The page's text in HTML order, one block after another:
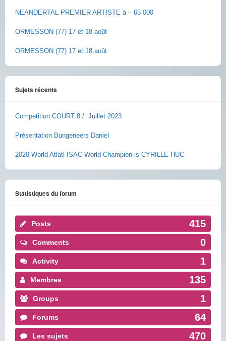
NEANDERTAL PREMIER ARTISTE à – 65 000
ORMESSON (77) 17 et 18 août
ORMESSON (77) 17 et 18 août
Sujets récents
Competition COURT 8./. Juillet 2023
Présentation Bungeneers Daniel
2020 World Atlatl ISAC World Champion is CYRILLE HUC
Statistiques du forum
Posts 415
Comments 0
Activity 1
Membres 135
Groups 1
Forums 64
Les sujets 470